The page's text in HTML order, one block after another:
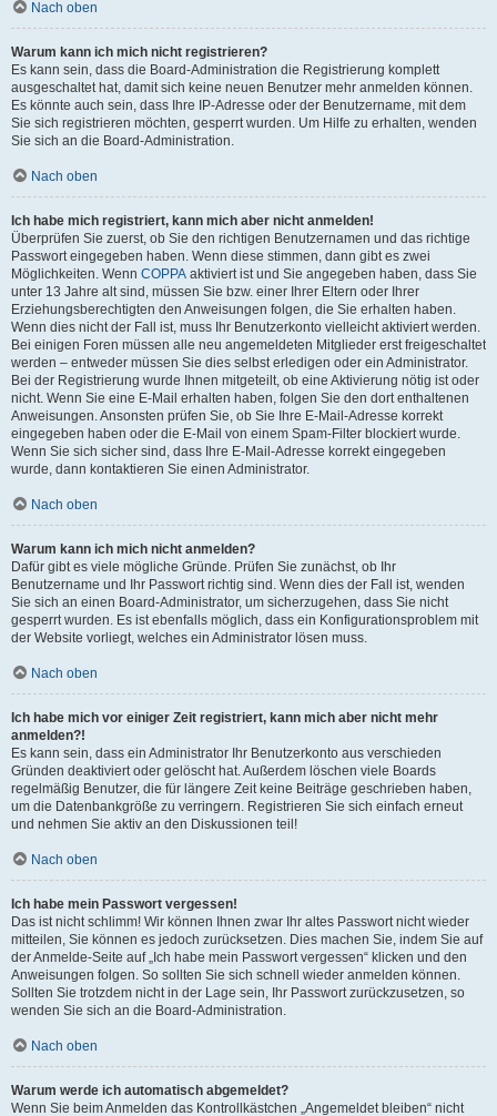
Nach oben
Warum kann ich mich nicht registrieren?
Es kann sein, dass die Board-Administration die Registrierung komplett
ausgeschaltet hat, damit sich keine neuen Benutzer mehr anmelden können.
Es könnte auch sein, dass Ihre IP-Adresse oder der Benutzername, mit dem
Sie sich registrieren möchten, gesperrt wurden. Um Hilfe zu erhalten, wenden
Sie sich an die Board-Administration.
Nach oben
Ich habe mich registriert, kann mich aber nicht anmelden!
Überprüfen Sie zuerst, ob Sie den richtigen Benutzernamen und das richtige
Passwort eingegeben haben. Wenn diese stimmen, dann gibt es zwei
Möglichkeiten. Wenn COPPA aktiviert ist und Sie angegeben haben, dass Sie
unter 13 Jahre alt sind, müssen Sie bzw. einer Ihrer Eltern oder Ihrer
Erziehungsberechtigten den Anweisungen folgen, die Sie erhalten haben.
Wenn dies nicht der Fall ist, muss Ihr Benutzerkonto vielleicht aktiviert werden.
Bei einigen Foren müssen alle neu angemeldeten Mitglieder erst freigeschaltet
werden – entweder müssen Sie dies selbst erledigen oder ein Administrator.
Bei der Registrierung wurde Ihnen mitgeteilt, ob eine Aktivierung nötig ist oder
nicht. Wenn Sie eine E-Mail erhalten haben, folgen Sie den dort enthaltenen
Anweisungen. Ansonsten prüfen Sie, ob Sie Ihre E-Mail-Adresse korrekt
eingegeben haben oder die E-Mail von einem Spam-Filter blockiert wurde.
Wenn Sie sich sicher sind, dass Ihre E-Mail-Adresse korrekt eingegeben
wurde, dann kontaktieren Sie einen Administrator.
Nach oben
Warum kann ich mich nicht anmelden?
Dafür gibt es viele mögliche Gründe. Prüfen Sie zunächst, ob Ihr
Benutzername und Ihr Passwort richtig sind. Wenn dies der Fall ist, wenden
Sie sich an einen Board-Administrator, um sicherzugehen, dass Sie nicht
gesperrt wurden. Es ist ebenfalls möglich, dass ein Konfigurationsproblem mit
der Website vorliegt, welches ein Administrator lösen muss.
Nach oben
Ich habe mich vor einiger Zeit registriert, kann mich aber nicht mehr
anmelden?!
Es kann sein, dass ein Administrator Ihr Benutzerkonto aus verschieden
Gründen deaktiviert oder gelöscht hat. Außerdem löschen viele Boards
regelmäßig Benutzer, die für längere Zeit keine Beiträge geschrieben haben,
um die Datenbankgröße zu verringern. Registrieren Sie sich einfach erneut
und nehmen Sie aktiv an den Diskussionen teil!
Nach oben
Ich habe mein Passwort vergessen!
Das ist nicht schlimm! Wir können Ihnen zwar Ihr altes Passwort nicht wieder
mitteilen, Sie können es jedoch zurücksetzen. Dies machen Sie, indem Sie auf
der Anmelde-Seite auf „Ich habe mein Passwort vergessen“ klicken und den
Anweisungen folgen. So sollten Sie sich schnell wieder anmelden können.
Sollten Sie trotzdem nicht in der Lage sein, Ihr Passwort zurückzusetzen, so
wenden Sie sich an die Board-Administration.
Nach oben
Warum werde ich automatisch abgemeldet?
Wenn Sie beim Anmelden das Kontrollkästchen „Angemeldet bleiben“ nicht